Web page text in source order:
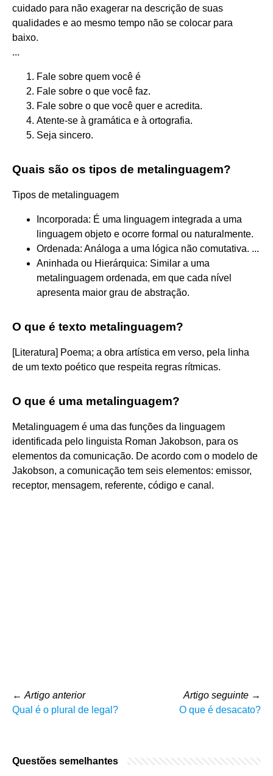
cuidado para não exagerar na descrição de suas
qualidades e ao mesmo tempo não se colocar para
baixo.
...
Fale sobre quem você é
Fale sobre o que você faz.
Fale sobre o que você quer e acredita.
Atente-se à gramática e à ortografia.
Seja sincero.
Quais são os tipos de metalinguagem?
Tipos de metalinguagem
Incorporada: É uma linguagem integrada a uma
linguagem objeto e ocorre formal ou naturalmente.
Ordenada: Análoga a uma lógica não comutativa. ...
Aninhada ou Hierárquica: Similar a uma
metalinguagem ordenada, em que cada nível
apresenta maior grau de abstração.
O que é texto metalinguagem?
[Literatura] Poema; a obra artística em verso, pela linha
de um texto poético que respeita regras rítmicas.
O que é uma metalinguagem?
Metalinguagem é uma das funções da linguagem
identificada pelo linguista Roman Jakobson, para os
elementos da comunicação. De acordo com o modelo de
Jakobson, a comunicação tem seis elementos: emissor,
receptor, mensagem, referente, código e canal.
← Artigo anterior
Qual é o plural de legal?
Artigo seguinte →
O que é desacato?
Questões semelhantes